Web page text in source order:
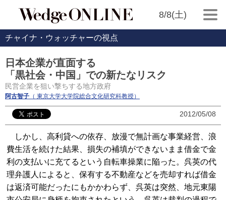
8/8(土)
チャイナ・ウォッチャーの視点
日本企業が直面する
「黒社会・中国」での新たなリスク
民営企業を狙い撃ちする地方政府
阿古智子 （ 東京大学大学院総合文化研究科教授）
2012/05/08
しかし、高利貸への依存、放漫で無計画な事業経営、浪
費生活を続けた結果、損失の補填ができないまま借金で金
利の支払いに充てるという自転車操業に陥った。呉英の代
理弁護人によると、保有する不動産などを売却すれば借金
は返済可能だったにもかかわらず、呉英は突然、地元東陽